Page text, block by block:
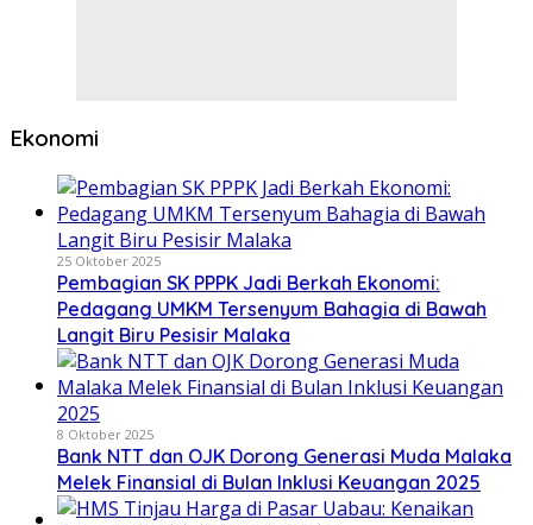
Ekonomi
25 Oktober 2025
Pembagian SK PPPK Jadi Berkah Ekonomi:
Pedagang UMKM Tersenyum Bahagia di Bawah
Langit Biru Pesisir Malaka
8 Oktober 2025
Bank NTT dan OJK Dorong Generasi Muda Malaka
Melek Finansial di Bulan Inklusi Keuangan 2025